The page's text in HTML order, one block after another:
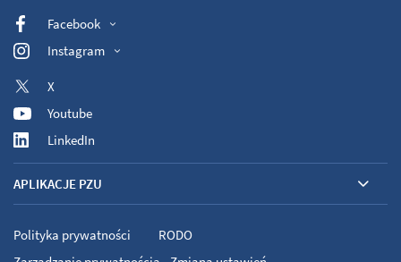
Facebook
Instagram
X
Youtube
LinkedIn
APLIKACJE PZU
Polityka prywatności
RODO